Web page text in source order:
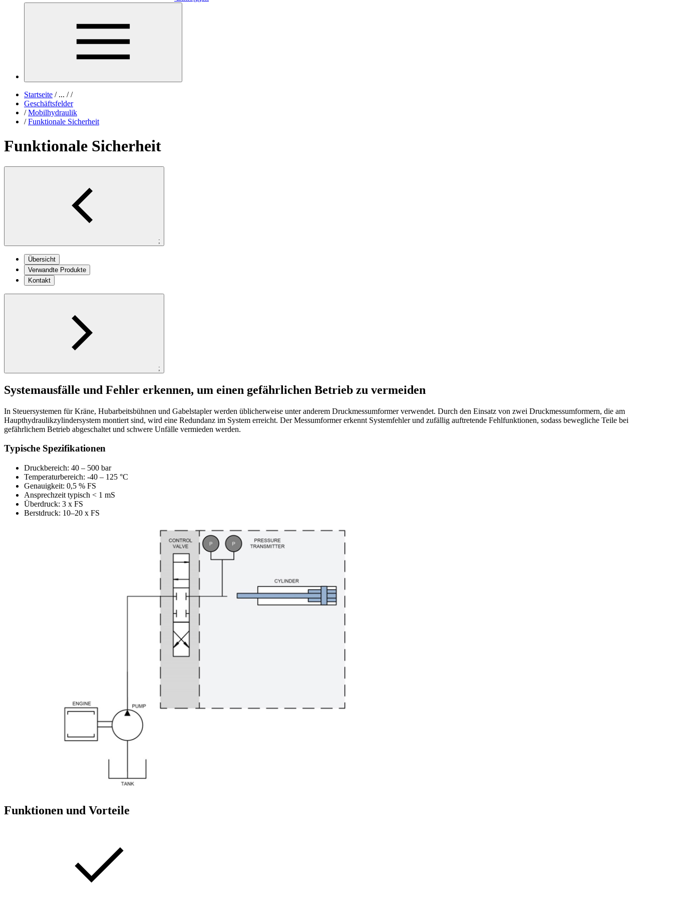
Startseite /... / /
Geschäftsfelder
/ Mobilhydraulik
/ Funktionale Sicherheit
Funktionale Sicherheit
;
Übersicht
Verwandte Produkte
Kontakt
;
Systemausfälle und Fehler erkennen, um einen gefährlichen Betrieb zu vermeiden
In Steuersystemen für Kräne, Hubarbeitsbühnen und Gabelstapler werden üblicherweise unter anderem Druckmessumformer verwendet. Durch den Einsatz von zwei Druckmessumformern, die am
Haupthydraulikzylindersystem montiert sind, wird eine Redundanz im System erreicht. Der Messumformer erkennt Systemfehler und zufällig auftretende Fehlfunktionen, sodass bewegliche Teile bei
gefährlichem Betrieb abgeschaltet und schwere Unfälle vermieden werden.
Typische Spezifikationen
Druckbereich: 40 – 500 bar
Temperaturbereich: -40 – 125 °C
Genauigkeit: 0,5 % FS
Ansprechzeit typisch < 1 mS
Überdruck: 3 x FS
Berstdruck: 10–20 x FS
Funktionen und Vorteile